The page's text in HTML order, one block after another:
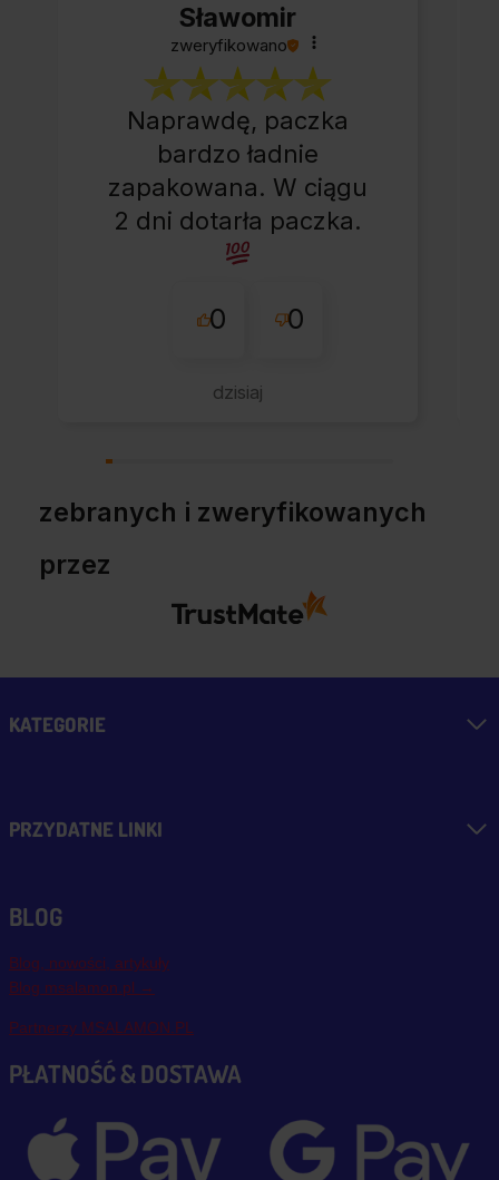
Sławomir
zweryfikowano
Naprawdę, paczka
bardzo ładnie
zapakowana. W ciągu
2 dni dotarła paczka.
0 0
dzisiaj
zebranych i zweryfikowanych
przez
KATEGORIE
PRZYDATNE LINKI
BLOG
Blog, nowości, artykuły
Blog msalamon.pl →
Partnerzy MSALAMON.PL
PŁATNOŚĆ & DOSTAWA